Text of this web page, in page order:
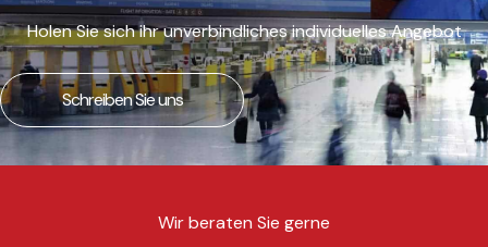
Holen Sie sich ihr unverbindliches individuelles Angebot
Schreiben Sie uns
Wir beraten Sie gerne